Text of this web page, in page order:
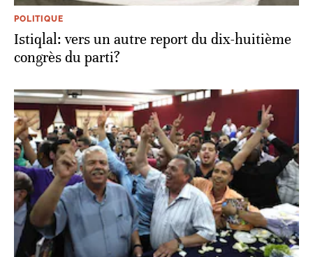
POLITIQUE
Istiqlal: vers un autre report du dix-huitième
congrès du parti?